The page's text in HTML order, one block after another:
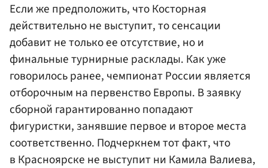
Если же предположить, что Косторная
действительно не выступит, то сенсации
добавит не только ее отсутствие, но и
финальные турнирные расклады. Как уже
говорилось ранее, чемпионат России является
отборочным на первенство Европы. В заявку
сборной гарантированно попадают
фигуристки, занявшие первое и второе места
соответственно. Подчеркнем тот факт, что
в Красноярске не выступит ни Камила Валиева,